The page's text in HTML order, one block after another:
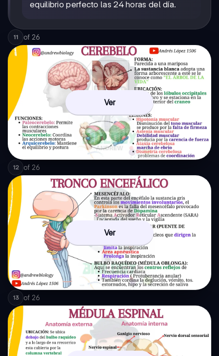
equilibrio perfecto las 24 horas del día.
11 of 26
Ver
12 of 26
Ver
13 of 26